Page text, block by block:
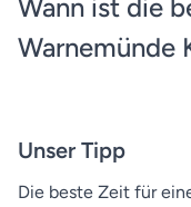
Wann ist die
Warnemünde
Unser Tipp
Die beste Zeit für